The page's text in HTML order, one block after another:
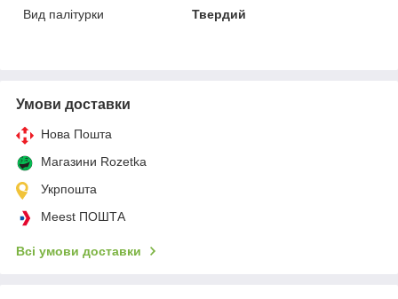
Вид палітурки
Твердий
Умови доставки
Нова Пошта
Магазини Rozetka
Укрпошта
Meest ПОШТА
Всі умови доставки